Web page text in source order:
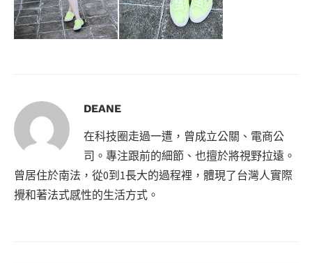
DEANE
在科技圈走過一遭，曾成立公關、電商公
司。專注跟前的細節、也擅於將視野拉遠。
曾居住於南法，從0到1長大的過程裡，體現了台灣人實際
攪和著法式感性的生活方式。